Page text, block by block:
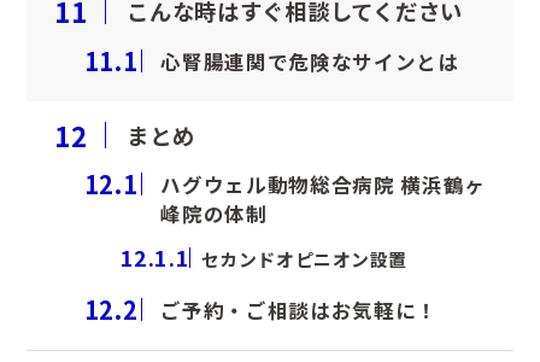
11 こんな時はすぐ相談してください
11.1 心腎腸連関で危険なサインとは
12 まとめ
12.1
ハグウェル動物総合病院 横浜鶴ヶ
峰院の体制
12.1.1 セカンドオピニオン設置
12.2 ご予約・ご相談はお気軽に！